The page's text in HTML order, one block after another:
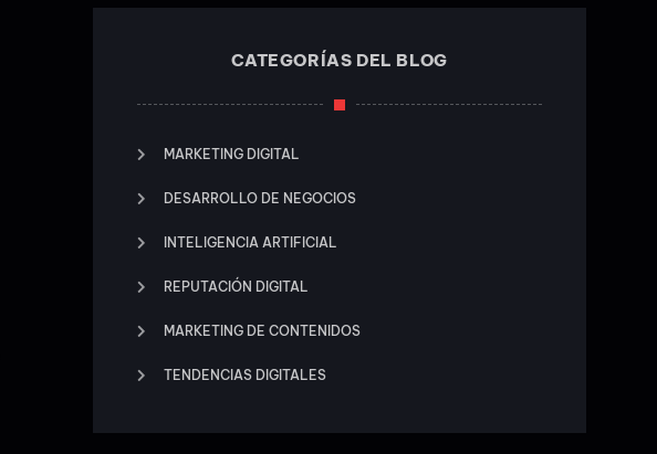
CATEGORÍAS DEL BLOG
MARKETING DIGITAL
DESARROLLO DE NEGOCIOS
INTELIGENCIA ARTIFICIAL
REPUTACIÓN DIGITAL
MARKETING DE CONTENIDOS
TENDENCIAS DIGITALES